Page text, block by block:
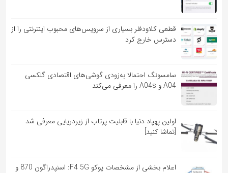
قطعی کلاودفلر بسیاری از سرویس‌های محبوب اینترنتی را از
دسترس خارج کرد
سامسونگ احتمالا به‌زودی گوشی‌های اقتصادی گلکسی
A04 و A04s را معرفی می‌کند
اولین پهپاد دنیا با قابلیت پرتاب از زیردریایی معرفی شد
[تماشا کنید]
اعلام بخشی از مشخصات پوکو F4 5G: اسنپدراگون 870 و